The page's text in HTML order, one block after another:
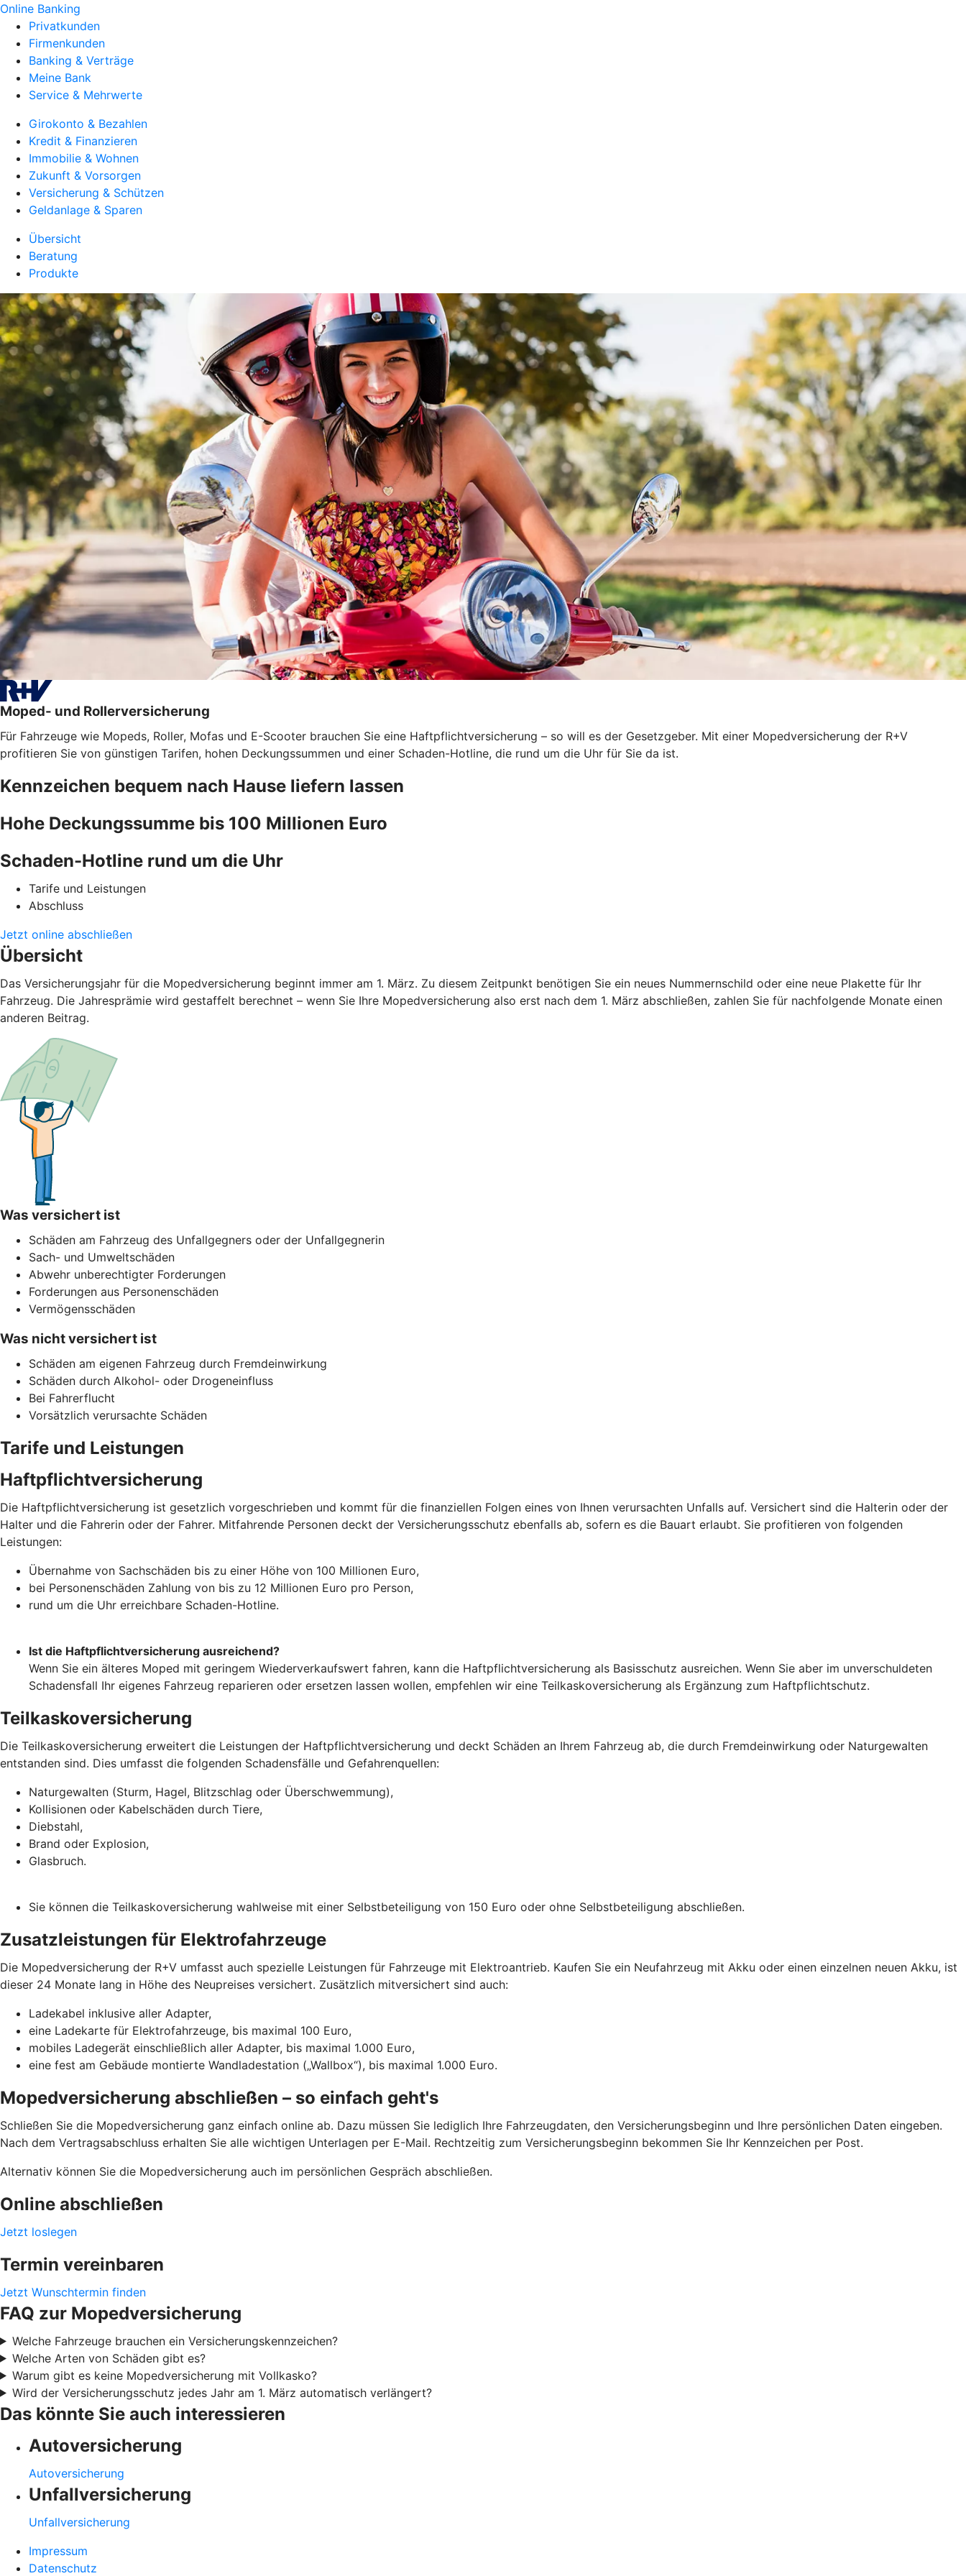
Online Banking
Privatkunden
Firmenkunden
Banking & Verträge
Meine Bank
Service & Mehrwerte
Girokonto & Bezahlen
Kredit & Finanzieren
Immobilie & Wohnen
Zukunft & Vorsorgen
Versicherung & Schützen
Geldanlage & Sparen
Übersicht
Beratung
Produkte
Moped- und Rollerversicherung
Für Fahrzeuge wie Mopeds, Roller, Mofas und E-Scooter brauchen Sie eine Haftpflichtversicherung – so will es der Gesetzgeber. Mit einer Mopedversicherung der R+V
profitieren Sie von günstigen Tarifen, hohen Deckungssummen und einer Schaden-Hotline, die rund um die Uhr für Sie da ist.
Kennzeichen bequem nach Hause liefern lassen
Hohe Deckungssumme bis 100 Millionen Euro
Schaden-Hotline rund um die Uhr
Tarife und Leistungen
Abschluss
Jetzt online abschließen
Übersicht
Das Versicherungsjahr für die Mopedversicherung beginnt immer am 1. März. Zu diesem Zeitpunkt benötigen Sie ein neues Nummernschild oder eine neue Plakette für Ihr
Fahrzeug. Die Jahresprämie wird gestaffelt berechnet – wenn Sie Ihre Mopedversicherung also erst nach dem 1. März abschließen, zahlen Sie für nachfolgende Monate einen
anderen Beitrag.
Was versichert ist
Schäden am Fahrzeug des Unfallgegners oder der Unfallgegnerin
Sach- und Umweltschäden
Abwehr unberechtigter Forderungen
Forderungen aus Personenschäden
Vermögensschäden
Was nicht versichert ist
Schäden am eigenen Fahrzeug durch Fremdeinwirkung
Schäden durch Alkohol- oder Drogeneinfluss
Bei Fahrerflucht
Vorsätzlich verursachte Schäden
Tarife und Leistungen
Haftpflichtversicherung
Die Haftpflichtversicherung ist gesetzlich vorgeschrieben und kommt für die finanziellen Folgen eines von Ihnen verursachten Unfalls auf. Versichert sind die Halterin oder der
Halter und die Fahrerin oder der Fahrer. Mitfahrende Personen deckt der Versicherungsschutz ebenfalls ab, sofern es die Bauart erlaubt. Sie profitieren von folgenden
Leistungen:
Übernahme von Sachschäden bis zu einer Höhe von 100 Millionen Euro,
bei Personenschäden Zahlung von bis zu 12 Millionen Euro pro Person,
rund um die Uhr erreichbare Schaden-Hotline.
Ist die Haftpflichtversicherung ausreichend?
Wenn Sie ein älteres Moped mit geringem Wiederverkaufswert fahren, kann die Haftpflichtversicherung als Basisschutz ausreichen. Wenn Sie aber im unverschuldeten
Schadensfall Ihr eigenes Fahrzeug reparieren oder ersetzen lassen wollen, empfehlen wir eine Teilkaskoversicherung als Ergänzung zum Haftpflichtschutz.
Teilkaskoversicherung
Die Teilkaskoversicherung erweitert die Leistungen der Haftpflichtversicherung und deckt Schäden an Ihrem Fahrzeug ab, die durch Fremdeinwirkung oder Naturgewalten
entstanden sind. Dies umfasst die folgenden Schadensfälle und Gefahrenquellen:
Naturgewalten (Sturm, Hagel, Blitzschlag oder Überschwemmung),
Kollisionen oder Kabelschäden durch Tiere,
Diebstahl,
Brand oder Explosion,
Glasbruch.
Sie können die Teilkaskoversicherung wahlweise mit einer Selbstbeteiligung von 150 Euro oder ohne Selbstbeteiligung abschließen.
Zusatzleistungen für Elektrofahrzeuge
Die Mopedversicherung der R+V umfasst auch spezielle Leistungen für Fahrzeuge mit Elektroantrieb. Kaufen Sie ein Neufahrzeug mit Akku oder einen einzelnen neuen Akku, ist
dieser 24 Monate lang in Höhe des Neupreises versichert. Zusätzlich mitversichert sind auch:
Ladekabel inklusive aller Adapter,
eine Ladekarte für Elektrofahrzeuge, bis maximal 100 Euro,
mobiles Ladegerät einschließlich aller Adapter, bis maximal 1.000 Euro,
eine fest am Gebäude montierte Wandladestation („Wallbox“), bis maximal 1.000 Euro.
Mopedversicherung abschließen – so einfach geht's
Schließen Sie die Mopedversicherung ganz einfach online ab. Dazu müssen Sie lediglich Ihre Fahrzeugdaten, den Versicherungsbeginn und Ihre persönlichen Daten eingeben.
Nach dem Vertragsabschluss erhalten Sie alle wichtigen Unterlagen per E-Mail. Rechtzeitig zum Versicherungsbeginn bekommen Sie Ihr Kennzeichen per Post.
Alternativ können Sie die Mopedversicherung auch im persönlichen Gespräch abschließen.
Online abschließen
Jetzt loslegen
Termin vereinbaren
Jetzt Wunschtermin finden
FAQ zur Mopedversicherung
Welche Fahrzeuge brauchen ein Versicherungskennzeichen?
Welche Arten von Schäden gibt es?
Warum gibt es keine Mopedversicherung mit Vollkasko?
Wird der Versicherungsschutz jedes Jahr am 1. März automatisch verlängert?
Das könnte Sie auch interessieren
Autoversicherung
Autoversicherung
Unfallversicherung
Unfallversicherung
Impressum
Datenschutz